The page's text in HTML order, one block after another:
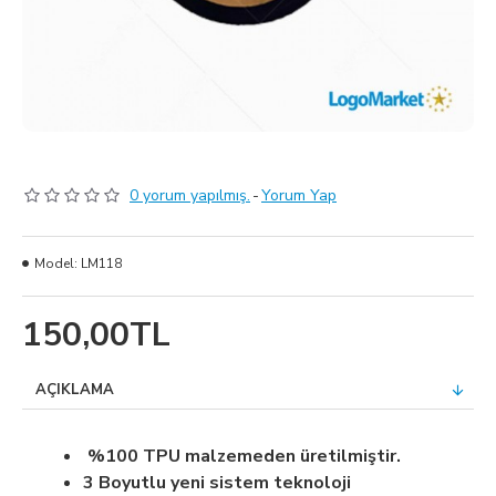
0 yorum yapılmış. -Yorum Yap
150,00TL
Model: LM118
AÇIKLAMA
%100 TPU malzemeden üretilmiştir.
3 Boyutlu yeni sistem teknoloji